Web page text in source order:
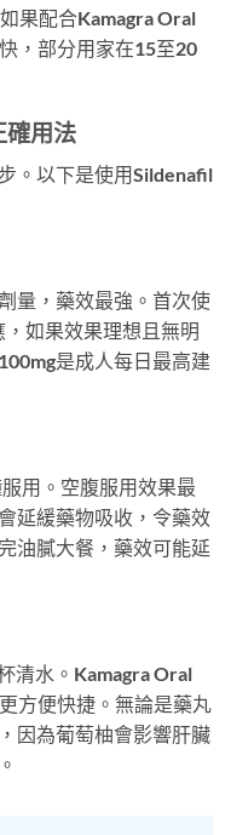
果配合Kamagra Oral
，部分用家在15至20
確用法
。以下是使用Sildenafil
量，藥效最強。首次使
如果效果理想且無明
是成人每日最高建
用。空腹服用效果最
延緩藥物吸收，令藥效
油膩大餐，藥效可能延
清水。Kamagra Oral
方便快捷。無論是藥丸
因為葡萄柚會影響肝臟